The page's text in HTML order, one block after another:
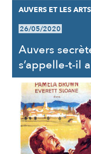
AUVERS ET LES ARTS
26/05/2020
Auvers
s’appelle-t-il